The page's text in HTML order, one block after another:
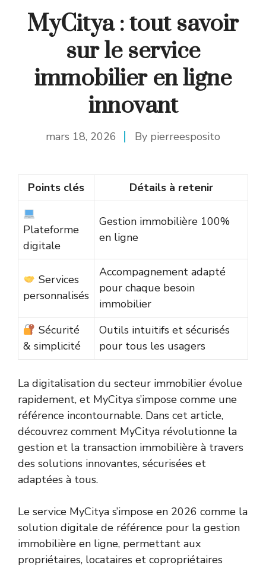
MyCitya : tout savoir
sur le service
immobilier en ligne
innovant
mars 18, 2026 By pierreesposito
Points clés Détails à retenir
Plateforme
digitale
Gestion immobilière 100%
en ligne
Services
personnalisés
Accompagnement adapté
pour chaque besoin
immobilier
Sécurité
& simplicité
Outils intuitifs et sécurisés
pour tous les usagers
La digitalisation du secteur immobilier évolue
rapidement, et MyCitya s’impose comme une
référence incontournable. Dans cet article,
découvrez comment MyCitya révolutionne la
gestion et la transaction immobilière à travers
des solutions innovantes, sécurisées et
adaptées à tous.
Le service MyCitya s’impose en 2026 comme la
solution digitale de référence pour la gestion
immobilière en ligne, permettant aux
propriétaires, locataires et copropriétaires